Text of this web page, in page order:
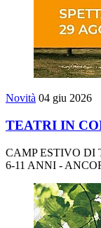
Novità 04 giu 2026
TEATRI IN
CAMP ESTIVO DI
6-11 ANNI -